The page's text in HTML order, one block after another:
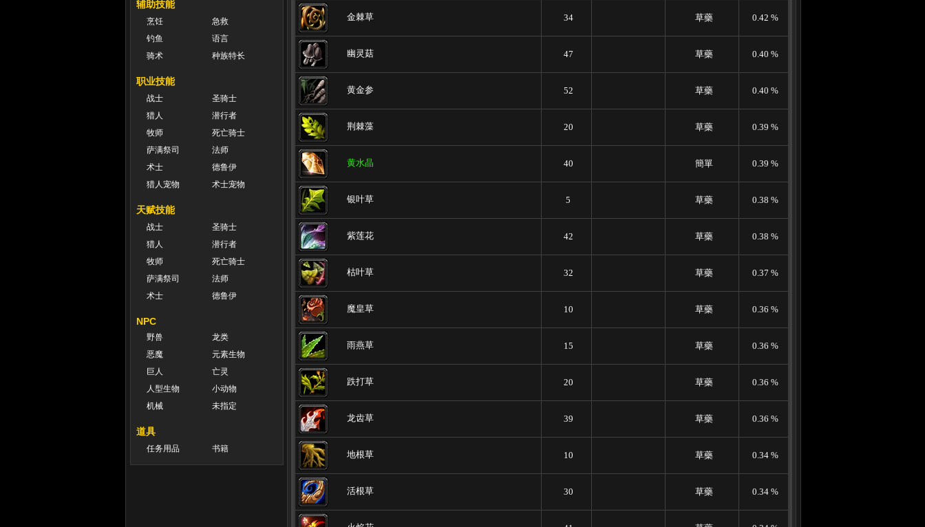
辅助技能
烹饪
急救
钓鱼
语言
骑术
种族特长
职业技能
战士
圣骑士
猎人
潜行者
牧师
死亡骑士
萨满祭司
法师
术士
德鲁伊
猎人宠物
术士宠物
天赋技能
战士
圣骑士
猎人
潜行者
牧师
死亡骑士
萨满祭司
法师
术士
德鲁伊
NPC
野兽
龙类
恶魔
元素生物
巨人
亡灵
人型生物
小动物
机械
未指定
道具
任务用品 书籍
金棘草 34 草藥 0.42 %
幽灵菇 47 草藥 0.40 %
黄金参 52 草藥 0.40 %
荆棘藻 20 草藥 0.39 %
黄水晶 40 簡單 0.39 %
银叶草 5 草藥 0.38 %
紫莲花 42 草藥 0.38 %
枯叶草 32 草藥 0.37 %
魔皇草 10 草藥 0.36 %
雨燕草 15 草藥 0.36 %
跌打草 20 草藥 0.36 %
龙齿草 39 草藥 0.36 %
地根草 10 草藥 0.34 %
活根草 30 草藥 0.34 %